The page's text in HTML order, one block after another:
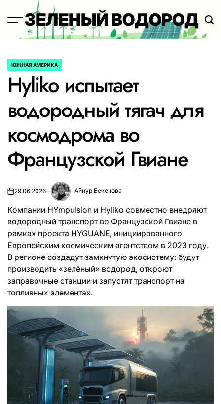
содержимому
ЗЕЛЕНЫЙ ВОДОРОД
ОПУБЛИКОВАНО
ЮЖНАЯ АМЕРИКА
Hyliko испытает
водородный тягач для
космодрома во
Французской Гвиане
29.06.2026 Айнур Бекенова
Компании HYmpulsion и Hyliko совместно внедряют
водородный транспорт во Французской Гвиане в
рамках проекта HYGUANE, инициированного
Европейским космическим агентством в 2023 году.
В регионе создадут замкнутую экосистему: будут
производить «зелёный» водород, откроют
заправочные станции и запустят транспорт на
топливных элементах.